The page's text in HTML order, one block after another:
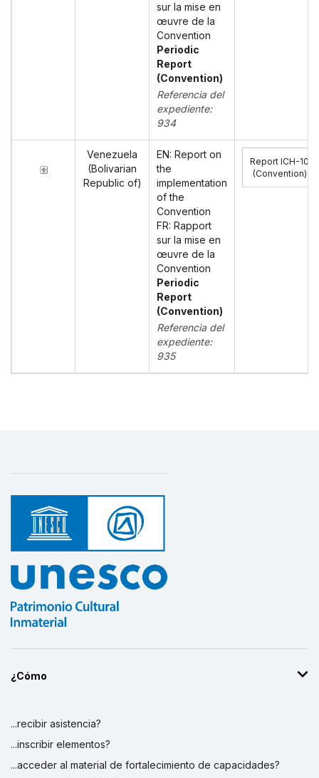
sur la mise en
œuvre de la
Convention
Periodic
Report
(Convention)
Referencia del
expediente:
934
Venezuela
(Bolivarian
Republic of)
EN: Report on
the
implementation
of the
Convention
FR: Rapport
sur la mise en
œuvre de la
Convention
Periodic
Report
(Convention)
Referencia del
expediente:
935
Report ICH-10
(Convention)
¿Cómo
...recibir asistencia?
...inscribir elementos?
...acceder al material de fortalecimiento de capacidades?